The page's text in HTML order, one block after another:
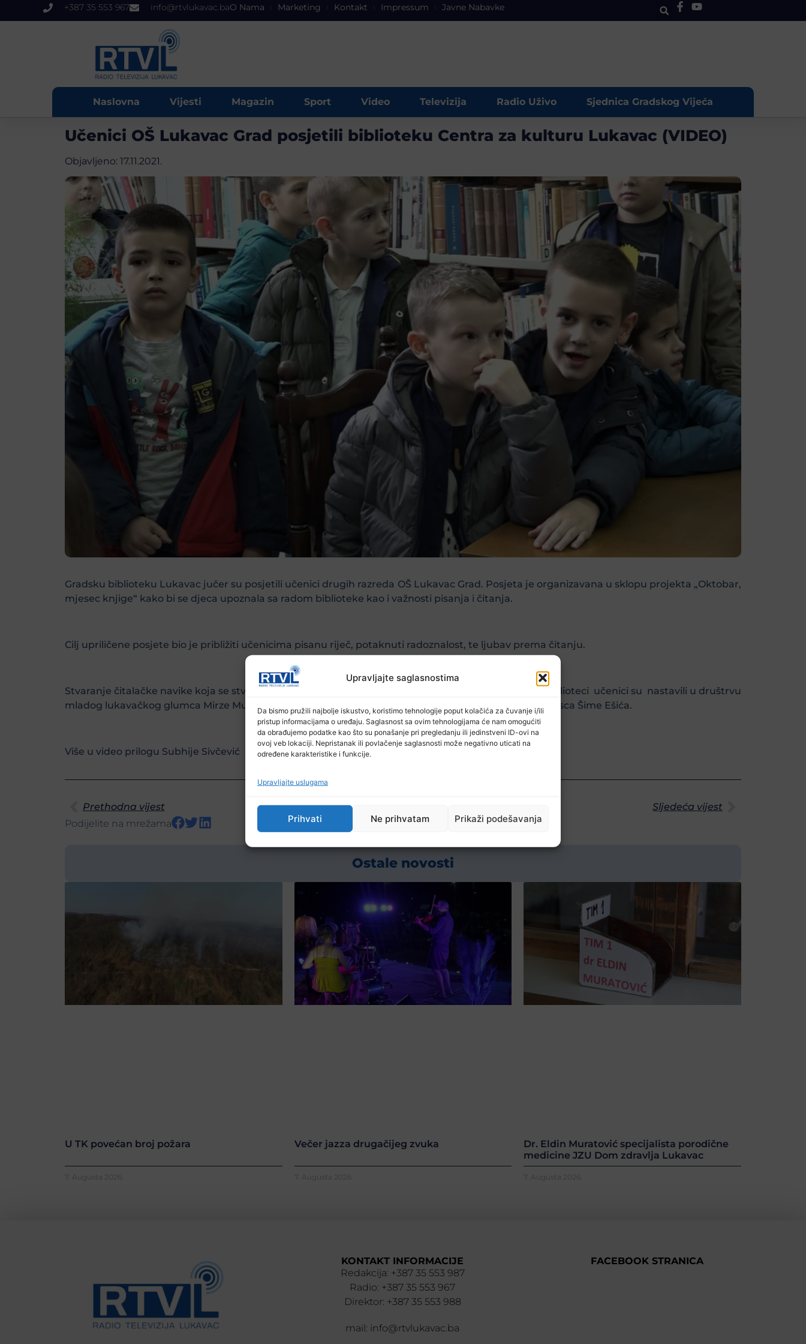
Upravljajte saglasnostima
Da bismo pružili najbolje iskustvo, koristimo tehnologije poput kolačića za čuvanje i/ili
pristup informacijama o uređaju. Saglasnost sa ovim tehnologijama će nam omogućiti
da obrađujemo podatke kao što su ponašanje pri pregledanju ili jedinstveni ID-ovi na
ovoj veb lokaciji. Nepristanak ili povlačenje saglasnosti može negativno uticati na
određene karakteristike i funkcije.
Upravljajte uslugama
Prihvati Ne prihvatam Prikaži podešavanja
+387 35 553 967 info@rtvlukavac.baO Nama Marketing Kontakt Impressum Javne Nabavke
Naslovna Vijesti Magazin Sport Video Televizija Radio Uživo Sjednica Gradskog Vijeća
Učenici OŠ Lukavac Grad posjetili biblioteku Centra za kulturu Lukavac (VIDEO)
Objavljeno: 17.11.2021.
Gradsku biblioteku Lukavac jučer su posjetili učenici drugih razreda OŠ Lukavac Grad. Posjeta je organizavana u sklopu projekta „Oktobar,
mjesec knjige“ kako bi se djeca upoznala sa radom biblioteke kao i važnosti pisanja i čitanja.
Cilj upriličene posjete bio je približiti učenicima pisanu riječ, potaknuti radoznalost, te ljubav prema čitanju.
Stvaranje čitalačke navike koja se stvara od najranijih uzrasta i jeste bila svrha posjete. Druženje u biblioteci učenici su nastavili u društrvu
mladog lukavačkog glumca Mirze Mujagića sa kojim su čitali stihove pjesama nadahnutog dječijeg pisca Šime Ešića.
Više u video prilogu Subhije Sivčević
Prethodna vijest
Sljedeća vijest
Podijelite na mrežama
Ostale novosti
U TK povećan broj požara
7. Augusta 2026.
Večer jazza drugačijeg zvuka
7. Augusta 2026.
Dr. Eldin Muratović specijalista porodične
medicine JZU Dom zdravlja Lukavac
7. Augusta 2026.
KONTAKT INFORMACIJE
Redakcija: +387 35 553 987
Radio: +387 35 553 967
Direktor: +387 35 553 988
mail: info@rtvlukavac.ba
FACEBOOK STRANICA